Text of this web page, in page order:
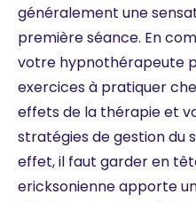
généralement une
première séance. En
votre hypnothérapeute
exercices à pratiquer
effets de la thérapie et
stratégies de gestion du
effet, il faut garder en
ericksonienne apporte